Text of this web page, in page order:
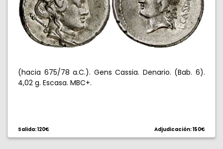
(hacia 675/78 a.C.). Gens Cassia. Denario. (Bab. 6).
4,02 g. Escasa. MBC+.
Salida: 120€ Adjudicación: 150€